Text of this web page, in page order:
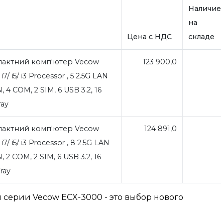
Цена с НДС
Наличие
на
складе
комп'ютер Vecow
i5/ i3 Processor , 5 2.5G LAN
4 COM, 2 SIM, 6 USB 3.2, 16
123 900,0
комп'ютер Vecow
i5/ i3 Processor , 8 2.5G LAN
2 COM, 2 SIM, 6 USB 3.2, 16
124 891,0
Vecow ECX-3000 - это выбор нового